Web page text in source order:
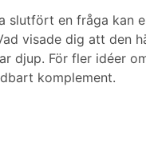
slutfört en fråga kan
visade dig att den
djup. För fler idéer
komplement.